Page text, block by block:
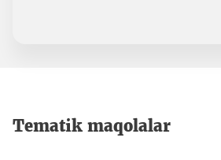
Tematik maqolalar